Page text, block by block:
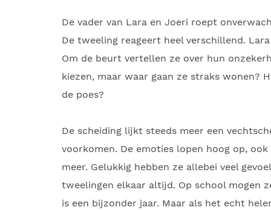
De vader van Lara en Joeri roept
De tweeling reageert heel verschillend.
Om de beurt vertellen ze over hun
kiezen, maar waar gaan ze straks wonen?
de poes?
De scheiding lijkt steeds meer een
voorkomen. De emoties lopen hoog op,
meer. Gelukkig hebben ze allebei veel
tweelingen elkaar altijd. Op school mogen
is een bijzonder jaar. Maar als het echt